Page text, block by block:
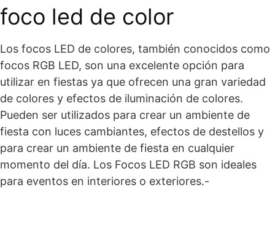
foco led de color
Los focos LED de colores, también conocidos como
focos RGB LED, son una excelente opción para
utilizar en fiestas ya que ofrecen una gran variedad
de colores y efectos de iluminación de colores.
Pueden ser utilizados para crear un ambiente de
fiesta con luces cambiantes, efectos de destellos y
para crear un ambiente de fiesta en cualquier
momento del día. Los Focos LED RGB son ideales
para eventos en interiores o exteriores.-